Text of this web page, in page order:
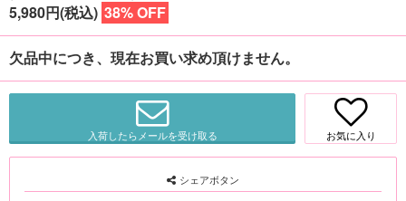
5,980円(税込) 38% OFF
欠品中につき、現在お買い求め頂けません。
入荷したらメールを受け取る お気に入り
シェアボタン